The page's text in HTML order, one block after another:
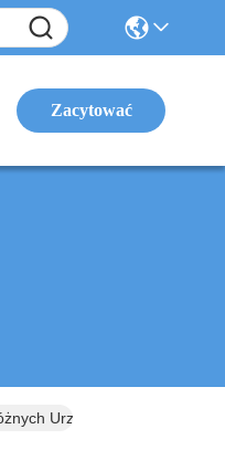
Zacytować
Urządzeń Elektrycznych